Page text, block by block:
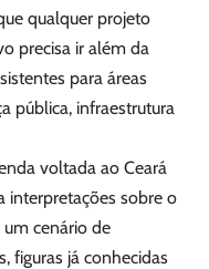
qualquer projeto
precisa ir além da
para áreas
pública, infraestrutura
voltada ao Ceará
interpretações sobre o
cenário de
figuras já conhecidas